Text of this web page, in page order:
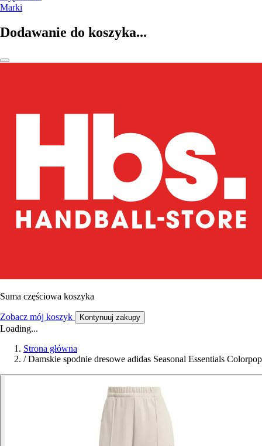
Marki
Dodawanie do koszyka...
Suma częściowa koszyka
Zobacz mój koszyk Kontynuuj zakupy
Loading...
Strona główna
/ Damskie spodnie dresowe adidas Seasonal Essentials Colorpop